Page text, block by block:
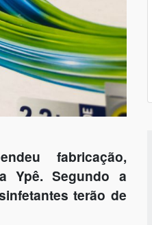
fabricação,
Ypê. Segundo a
terão de